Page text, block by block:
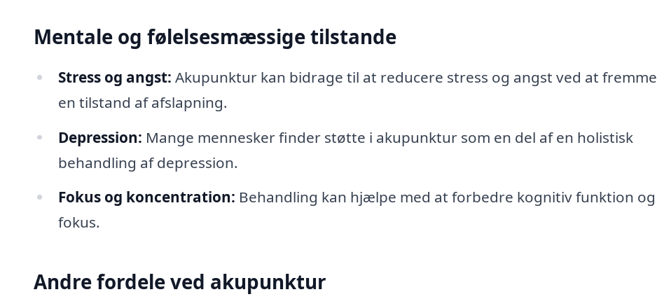
Mentale og følelsesmæssige tilstande
Stress og angst: Akupunktur kan bidrage til at reducere stress og angst ved at fremme
en tilstand af afslapning.
Depression: Mange mennesker finder støtte i akupunktur som en del af en holistisk
behandling af depression.
Fokus og koncentration: Behandling kan hjælpe med at forbedre kognitiv funktion og
fokus.
Andre fordele ved akupunktur